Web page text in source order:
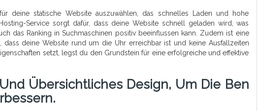
deine statische Website auszuwählen, das schnelles Laden und hohe
Service sorgt dafür, dass deine Website schnell geladen wird, was
das Ranking in Suchmaschinen positiv beeinflussen kann. Zudem ist eine
dass deine Website rund um die Uhr erreichbar ist und keine Ausfallzeiten
setzt, legst du den Grundstein für eine erfolgreiche und effektive
Übersichtliches Design, Um Die Ben